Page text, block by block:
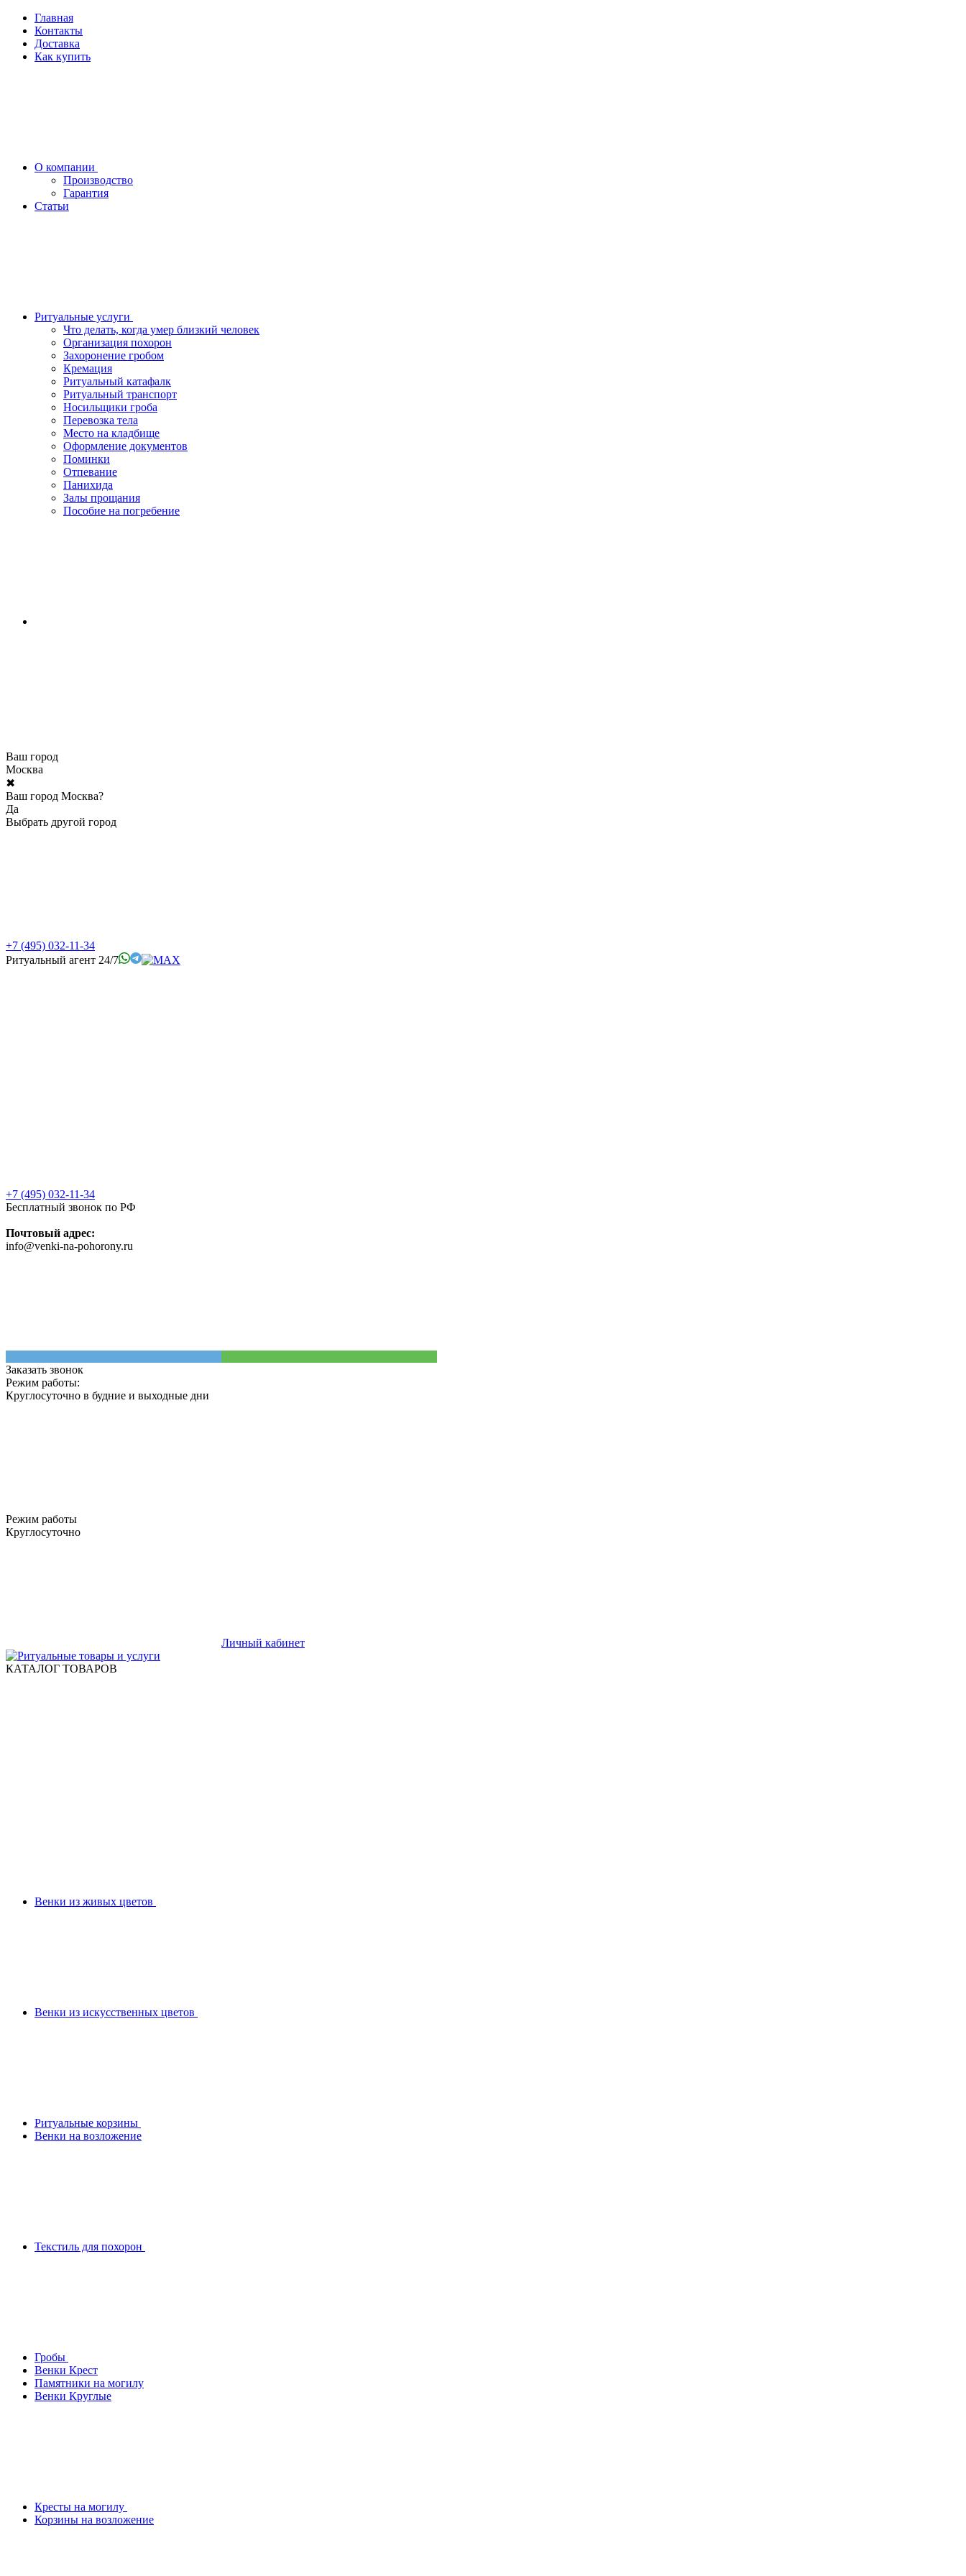
Главная
Контакты
Доставка
Как купить
О компании
Производство
Гарантия
Статьи
Ритуальные услуги
Что делать, когда умер близкий человек
Организация похорон
Захоронение гробом
Кремация
Ритуальный катафалк
Ритуальный транспорт
Носильщики гроба
Перевозка тела
Место на кладбище
Оформление документов
Поминки
Отпевание
Панихида
Залы прощания
Пособие на погребение
Ваш город
Москва
✖
Ваш город Москва?
Да
Выбрать другой город
+7 (495) 032-11-34
Ритуальный агент 24/7
+7 (495) 032-11-34
Бесплатный звонок по РФ
Почтовый адрес:
info@venki-na-pohorony.ru
Заказать звонок
Режим работы:
Круглосуточно в будние и выходные дни
Режим работы
Круглосуточно
Личный кабинет
КАТАЛОГ ТОВАРОВ
Венки из живых цветов
Венки из искусственных цветов
Ритуальные корзины
Венки на возложение
Текстиль для похорон
Гробы
Венки Крест
Памятники на могилу
Венки Круглые
Кресты на могилу
Корзины на возложение